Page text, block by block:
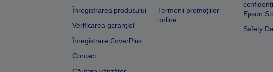
Înregistrarea produsului
Verificarea garanției
Înregistrare CoverPlus
Contact
Termenii promoțiilor
online
Epson
Safety